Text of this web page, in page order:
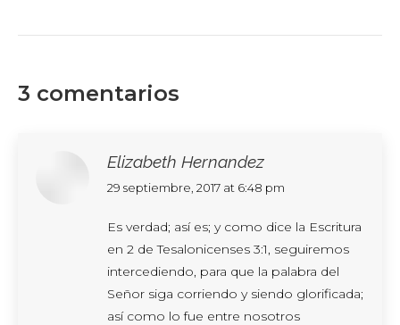
3 comentarios
Elizabeth Hernandez
says:
29 septiembre, 2017 at 6:48 pm
Es verdad; así es; y como dice la Escritura
en 2 de Tesalonicenses 3:1 , seguiremos
intercediendo, para que la palabra del
Señor siga corriendo y siendo glorificada;
así como lo fue entre nosotros